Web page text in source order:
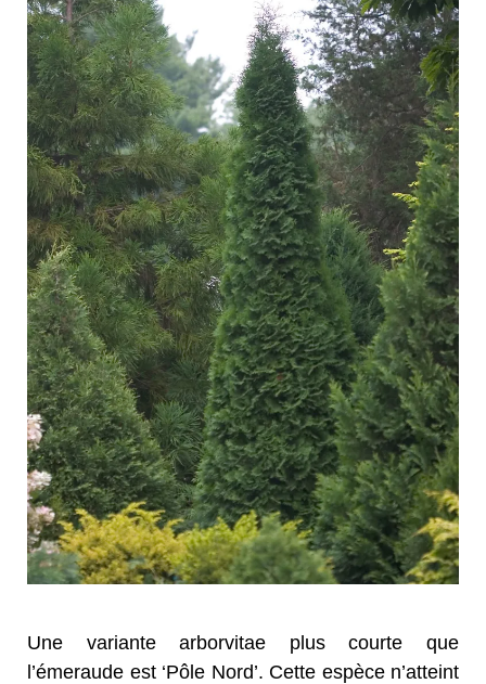
Une variante arborvitae plus courte que
l’émeraude est ‘Pôle Nord’. Cette espèce n’atteint